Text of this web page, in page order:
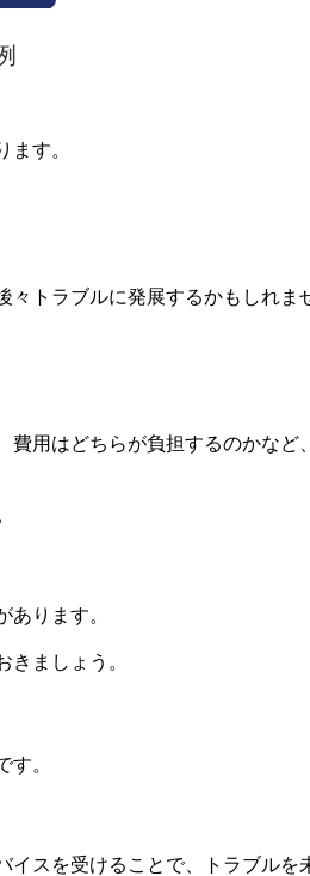
す。
トラブルに発展するかもしれま
費用はどちらが負担するのかなど
ります。
ましょう。
。
イスを受けることで、トラブルを